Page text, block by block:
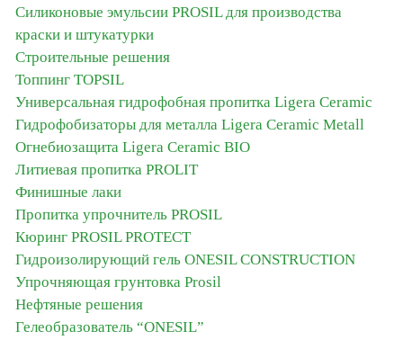
Силиконовые эмульсии PROSIL для производства
краски и штукатурки
Строительные решения
Топпинг TOPSIL
Универсальная гидрофобная пропитка Ligera Ceramic
Гидрофобизаторы для металла Ligera Ceramic Metall
Огнебиозащита Ligera Ceramic BIO
Литиевая пропитка PROLIT
Финишные лаки
Пропитка упрочнитель PROSIL
Кюринг PROSIL PROTECT
Гидроизолирующий гель ONESIL CONSTRUCTION
Упрочняющая грунтовка Prosil
Нефтяные решения
Гелеобразователь “ONESIL”